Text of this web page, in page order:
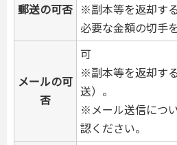
郵送の可否 ※副本等を返却す
必要な金額の切手
メールの可
否
可
※副本等を返却す
送）。
※メール送信につ
認ください。